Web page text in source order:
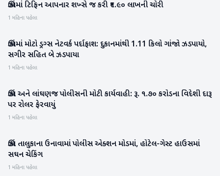
મહેસાણા
ઊંઝામાં ટિફિન આપનાર શખ્સે જ કરી ₹૧.૯૦ લાખની ચોરી
1 મહિના પહેલા
મહેસાણા
ઊંઝામાં મોટો ડ્રગ્સ નેટવર્ક પર્દાફાશ: દુકાનમાંથી 1.11 કિલો ગાંજો ઝડપાયો,
સગીર સહિત બે ઝડપાયા
1 મહિના પહેલા
મહેસાણા
ઊંઝા અને લાંઘણજ પોલીસની મોટી કાર્યવાહી: રૂ. ૧.૭૦ કરોડના વિદેશી દારૂ
પર રોલર ફેરવાયું
1 મહિના પહેલા
મહેસાણા
ઊંઝા તાલુકાના ઉનાવામાં પોલીસ એક્શન મોડમાં, હોટેલ-ગેસ્ટ હાઉસમાં
સઘન ચેકિંગ
1 મહિના પહેલા